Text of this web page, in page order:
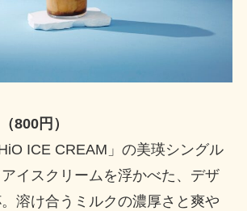
800円）
ICE CREAM」の美瑛シングル
イスクリームを浮かべた、デザ
溶け合うミルクの濃厚さと爽や